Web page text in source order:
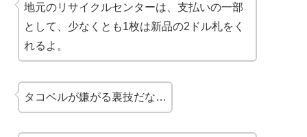
地元のリサイクルセンターは、支払いの一部
として、少なくとも1枚は新品の2ドル札をく
れるよ。
タコベルが嫌がる裏技だな…